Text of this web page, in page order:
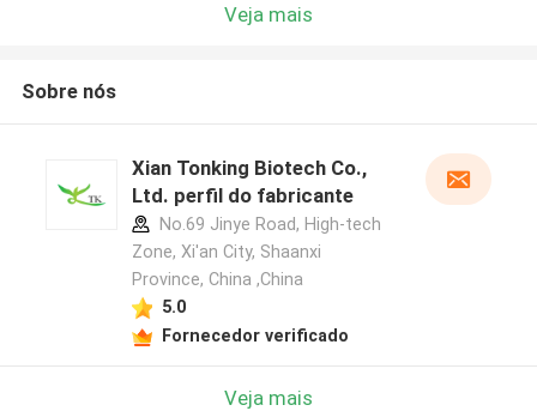
Veja mais
Sobre nós
Xian Tonking Biotech Co.,
Ltd. perfil do fabricante
No.69 Jinye Road, High-tech
Zone, Xi'an City, Shaanxi
Province, China ,China
5.0
Fornecedor verificado
Veja mais